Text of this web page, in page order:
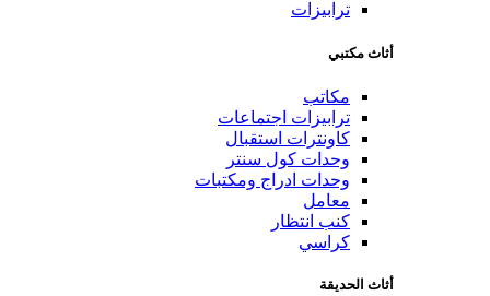
ترابيزات
أثاث مكتبي
مكاتب
ترابيزات اجتماعات
كاونترات استقبال
وحدات كول سنتر
وحدات ادراج ومكتبات
معامل
كنب انتظار
كراسي
أثاث الحديقة